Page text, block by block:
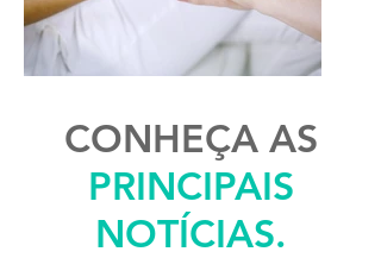
CONHEÇA AS
PRINCIPAIS
NOTÍCIAS.